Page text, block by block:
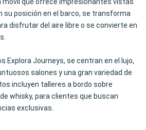
móvil que ofrece impresionantes vistas
su posición en el barco, se transforma
disfrutar del aire libre o se convierte en
Explora Journeys, se centran en el lujo,
salones y una gran variedad de
incluyen talleres a bordo sobre
whisky, para clientes que buscan
exclusivas.